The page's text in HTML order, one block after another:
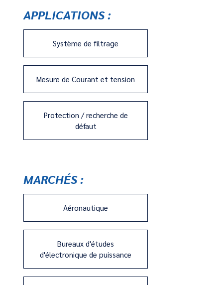
APPLICATIONS :
Système de filtrage
Mesure de Courant et tension
Protection / recherche de
défaut
MARCHÉS :
Aéronautique
Bureaux d'études
d'électronique de puissance